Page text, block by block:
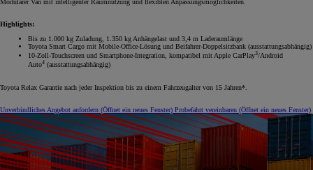
Modularer Van mit intelligenter Raumnutzung und flexiblen Anpassungsmöglichkeiten.
Highlights:
Bis zu 1.000 kg Zuladung, 1.350 kg Anhängelast und 3,4 m Laderaumlänge
Toyota Smart Cargo mit Mobile-Office-Lösung und Beifahrer-Doppelsitzbank (ausstattungsabhängig)
10-Zoll-Touchscreen und Smartphone-Integration, kompatibel mit Apple CarPlay3/Android
Auto4 (ausstattungsabhängig)
Toyota Relax Garantie nach jeder Inspektion bis zu einem Fahrzeugalter von 15 Jahren*.
Unverbindliches Angebot anfordern (Öffnet ein neues Fenster) Probefahrt vereinbaren (Öffnet ein neues Fenster)